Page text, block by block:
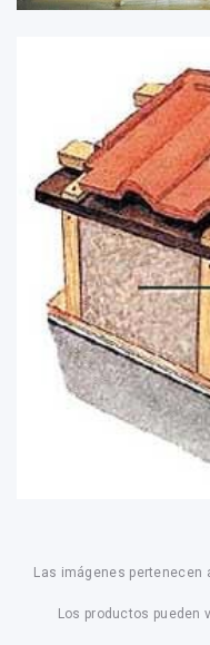
Las imágenes pertenecen
Los productos pueden